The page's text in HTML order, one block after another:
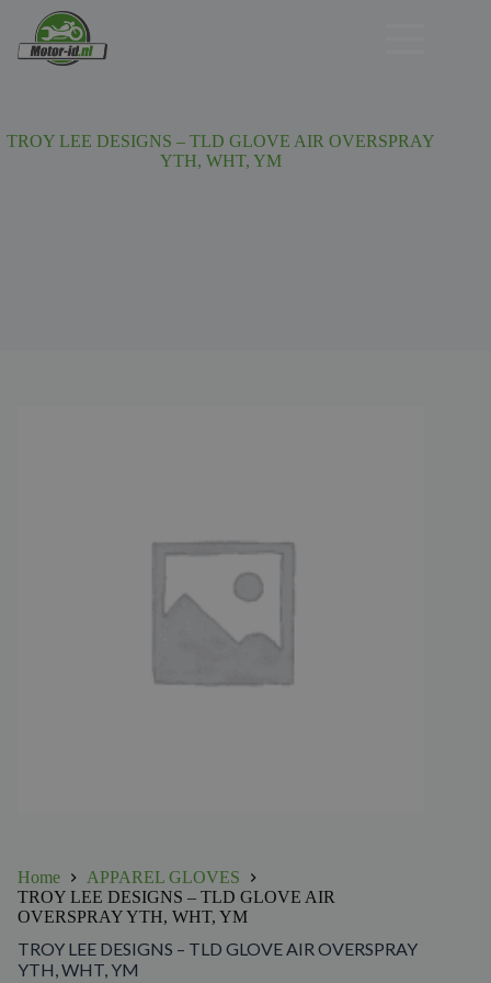
TROY LEE DESIGNS – TLD GLOVE AIR OVERSPRAY
YTH, WHT, YM
Home
APPAREL GLOVES
TROY LEE DESIGNS – TLD GLOVE AIR
OVERSPRAY YTH, WHT, YM
TROY LEE DESIGNS – TLD GLOVE AIR OVERSPRAY
YTH, WHT, YM